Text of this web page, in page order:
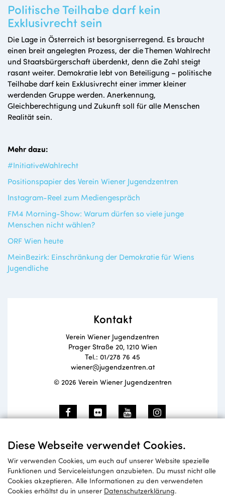
Diese Webseite verwendet Cookies.
Wir verwenden Cookies, um euch auf unserer Website spezielle
Funktionen und Serviceleistungen anzubieten. Du musst nicht alle
Cookies akzeptieren. Alle Informationen zu den verwendeten
Cookies erhältst du in unserer Datenschutzerklärung.
Politische Teilhabe darf kein
Exklusivrecht sein
Die Lage in Österreich ist besorgniserregend. Es braucht
einen breit angelegten Prozess, der die Themen Wahlrecht
und Staatsbürgerschaft überdenkt, denn die Zahl steigt
rasant weiter. Demokratie lebt von Beteiligung – politische
Teilhabe darf kein Exklusivrecht einer immer kleiner
werdenden Gruppe werden. Anerkennung,
Gleichberechtigung und Zukunft soll für alle Menschen
Realität sein.
Mehr dazu:
#InitiativeWahlrecht
Positionspapier des Verein Wiener Jugendzentren
Instagram-Reel zum Mediengespräch
FM4 Morning-Show: Warum dürfen so viele junge
Menschen nicht wählen?
ORF Wien heute
MeinBezirk: Einschränkung der Demokratie für Wiens
Jugendliche
Kontakt
Verein Wiener Jugendzentren
Prager Straße 20, 1210 Wien
Tel.: 01/278 76 45
wiener@jugendzentren.at
© 2026 Verein Wiener Jugendzentren
Newsletteranmeldung
Anmelden